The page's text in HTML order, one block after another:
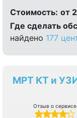
Стоимость: от
Где сделать
найдено 177
МРТ КТ и
Отзыв о сервисе